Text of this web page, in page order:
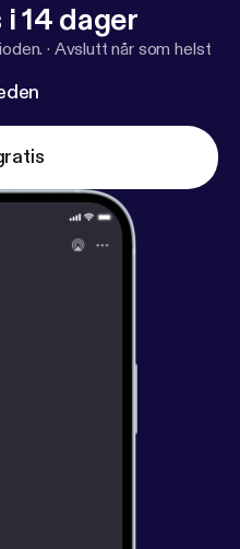
14 dager
· Avslutt når som helst